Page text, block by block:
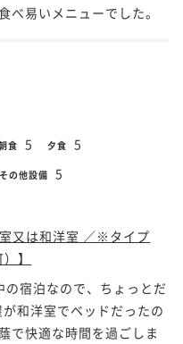
べ易いメニューでした。
食 5 夕食 5
その他設備 5
又は和洋室 ／※タイプ
】
宿泊なので、ちょっとだ
和洋室でベッドだったの
で快適な時間を過ごしま